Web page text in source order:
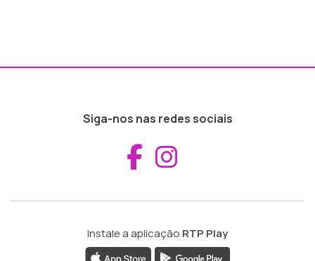
Siga-nos nas redes sociais
Aceder ao
Instale a aplicação RTP Play